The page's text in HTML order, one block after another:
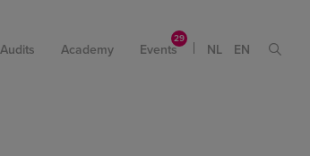
Audits Academy Events NL EN